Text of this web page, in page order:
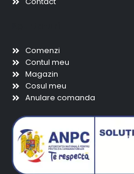
Comenzi
Contul meu
Magazin
Cosul meu
Anulare comanda